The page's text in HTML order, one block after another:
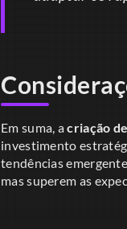
Em suma, acriação
investimento
tendências
mas superem as